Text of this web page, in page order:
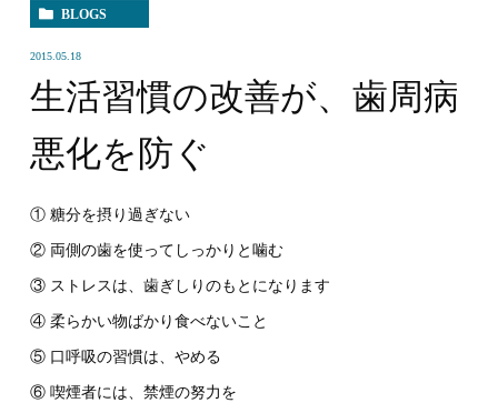
BLOGS
2015.05.18
生活習慣の改善が、歯周病
悪化を防ぐ
① 糖分を摂り過ぎない
② 両側の歯を使ってしっかりと噛む
③ ストレスは、歯ぎしりのもとになります
④ 柔らかい物ばかり食べないこと
⑤ 口呼吸の習慣は、やめる
⑥ 喫煙者には、禁煙の努力を